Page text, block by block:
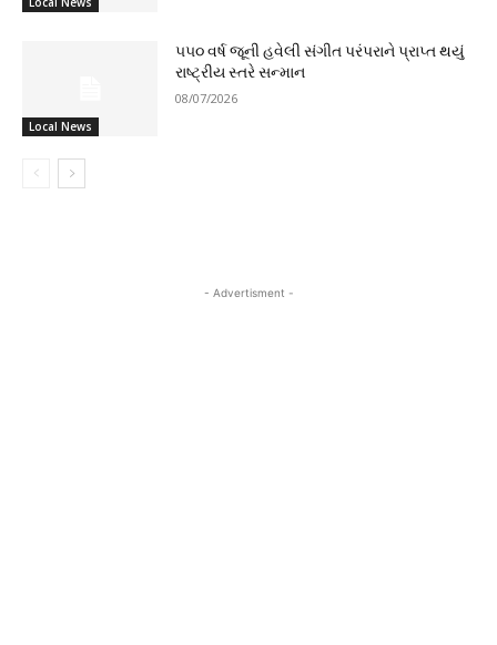
Local News
૫૫૦ વર્ષ જૂની હવેલી સંગીત પરંપરાને પ્રાપ્ત થયું
રાષ્ટ્રીય સ્તરે સન્માન
08/07/2026
- Advertisment -